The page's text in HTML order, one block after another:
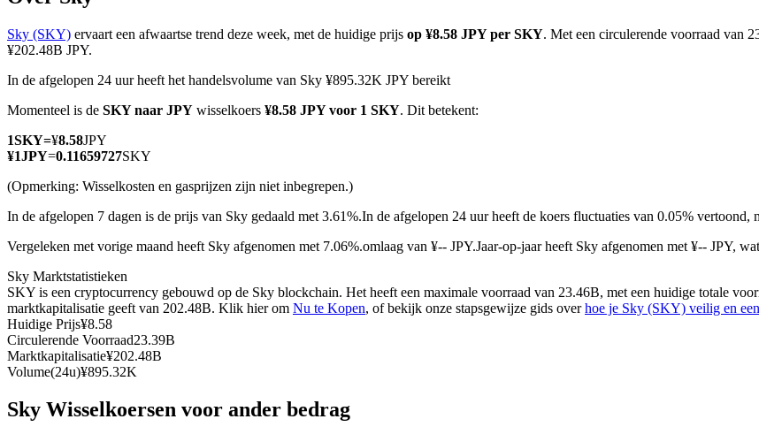
COIN-M-futures
Cryptocurrency-futures
Futures met USDC als onderpand
Sky (SKY) ervaart een afwaartse trend deze week, met de huidige prijs op ¥8.58 JPY per SKY. Met een circulerende voorraad van
¥202.48B JPY.
In de afgelopen 24 uur heeft het handelsvolume van Sky ¥895.32K JPY bereikt
Momenteel is de SKY naar JPY wisselkoers ¥8.58 JPY voor 1 SKY. Dit betekent:
1SKY=¥8.58JPY
¥1JPY=0.11659727SKY
(Opmerking: Wisselkosten en gasprijzen zijn niet inbegrepen.)
In de afgelopen 7 dagen is de prijs van Sky gedaald met 3.61%.In de afgelopen 24 uur heeft de koers fluctuaties van 0.05% vertoond,
Vergeleken met vorige maand heeft Sky afgenomen met 7.06%.omlaag van ¥-- JPY.Jaar-op-jaar heeft Sky afgenomen met ¥-- JPY,
Sky Marktstatistieken
SKY is een cryptocurrency gebouwd op de Sky blockchain. Het heeft een maximale voorraad van 23.46B, met een huidige totale
marktkapitalisatie geeft van 202.48B. Klik hier om Nu te Kopen, of bekijk onze stapsgewijze gids overhoe je Sky (SKY) veilig en
Huidige Prijs¥8.58
Circulerende Voorraad23.39B
Marktkapitalisatie¥202.48B
Volume(24u)¥895.32K
Sky Wisselkoersen voor ander bedrag